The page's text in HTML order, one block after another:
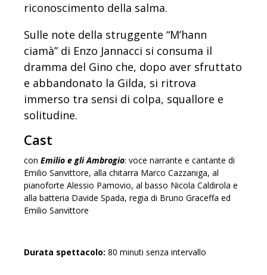
riconoscimento della salma.
Sulle note della struggente “M’hann
ciamà” di Enzo Jannacci si consuma il
dramma del Gino che, dopo aver sfruttato
e abbandonato la Gilda, si ritrova
immerso tra sensi di colpa, squallore e
solitudine.
Cast
con Emilio e gli Ambrogio: voce narrante e cantante di
Emilio Sanvittore, alla chitarra Marco Cazzaniga, al
pianoforte Alessio Pamovio, al basso Nicola Caldirola e
alla batteria Davide Spada, regia di Bruno Graceffa ed
Emilio Sanvittore
Durata spettacolo: 80 minuti senza intervallo